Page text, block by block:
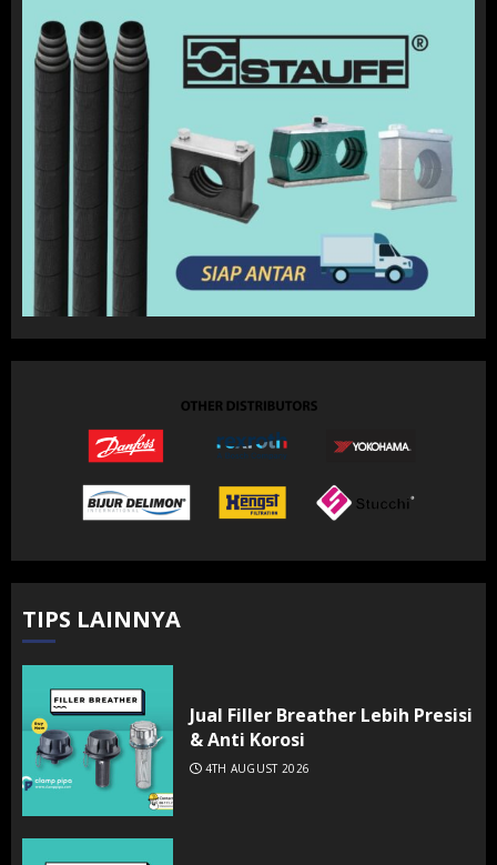
TIPS LAINNYA
Jual Filler Breather Lebih Presisi
& Anti Korosi
4TH AUGUST 2026